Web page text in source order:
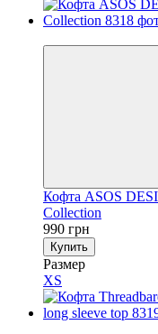
Кофта ASOS
Collection
990 грн
Купить
Размер
XS